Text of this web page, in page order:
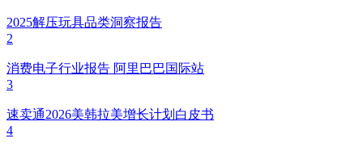
2025解压玩具品类洞察报告
2
消费电子行业报告 阿里巴巴国际站
3
速卖通2026美韩拉美增长计划白皮书
4